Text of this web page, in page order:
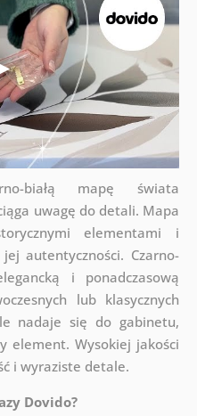
białą mapę świata
uwagę do detali. Mapa
elementami i
autentyczności. Czarno-
i ponadczasową
lub klasycznych
nadaje się do gabinetu,
element. Wysokiej jakości
i wyraziste detale.
Dovido?